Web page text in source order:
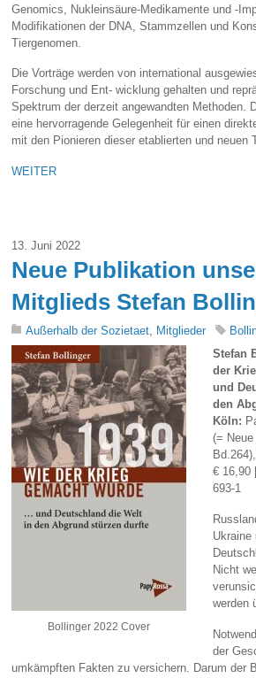
Genomics, Nukleinsäure-Medikamente und -
Modifikationen der DNA, Stammzellen und
Tiergenomen.
Die Vorträge werden von international
Forschung und Ent- wicklung gehalten und
Spektrum der derzeit angewandten Methoden.
eine hervorragende Gelegenheit für einen
mit den Pionieren dieser etablierten und neuen
WEITER
13. Juni 2022
Neue Publikation
Mitglieds Stefan
Außerhalb der Sozietaet, Mitglieder
Bollinger 2022 Cover
Stefan
der
und
den
Köln:
(=
€ 16,90
693-1
Ukraine
Nicht
werden
der
umkämpften Fakten zu versichern. Darum der